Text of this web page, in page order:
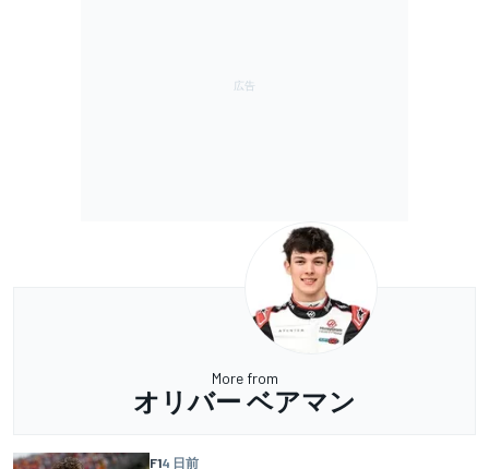
More from
オリバー ベアマン
F14 日前